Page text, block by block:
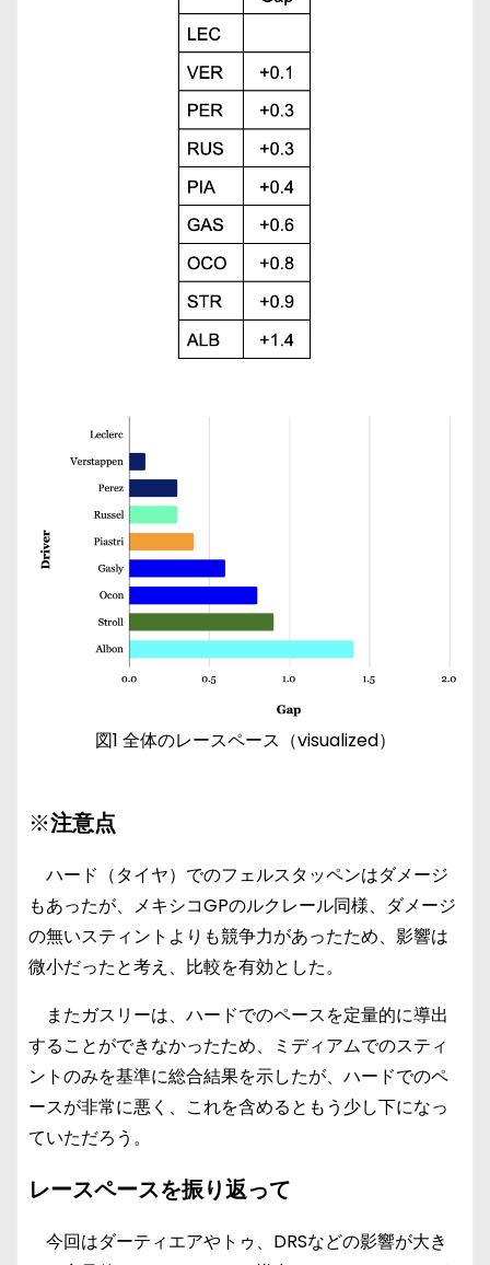
図1 全体のレースペース（visualized）
※注意点
ハード（タイヤ）でのフェルスタッペンはダメージ
もあったが、メキシコGPのルクレール同様、ダメージ
の無いスティントよりも競争力があったため、影響は
微小だったと考え、比較を有効とした。
またガスリーは、ハードでのペースを定量的に導出
することができなかったため、ミディアムでのスティ
ントのみを基準に総合結果を示したが、ハードでのペ
ースが非常に悪く、これを含めるともう少し下になっ
ていただろう。
レースペースを振り返って
今回はダーティエアやトゥ、DRSなどの影響が大き